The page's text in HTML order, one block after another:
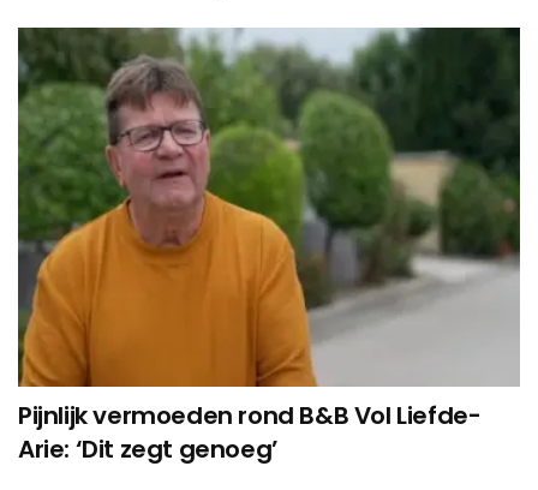
Pijnlijk vermoeden rond B&B Vol Liefde-
Arie: ‘Dit zegt genoeg’